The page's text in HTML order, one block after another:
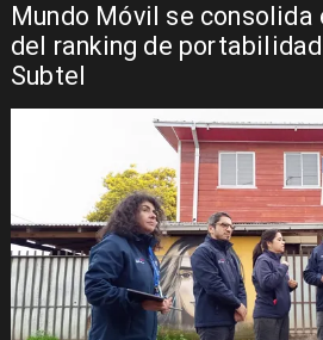
Mundo Móvil se consolida
del ranking de
Subtel